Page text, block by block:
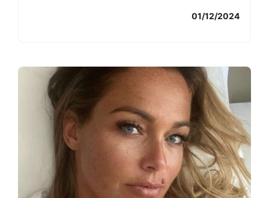
01/12/2024